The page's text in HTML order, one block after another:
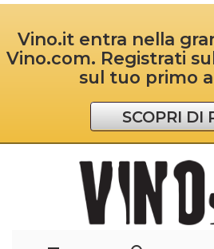
Vino.it entra nella
Vino.com. Registrati
sul tuo primo
SCOPRI DI